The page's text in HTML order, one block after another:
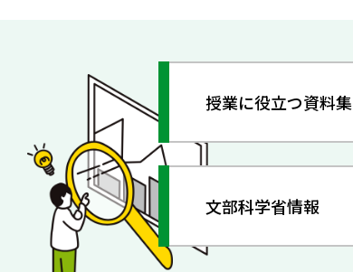
授業に役立つ資料集
文部科学省情報